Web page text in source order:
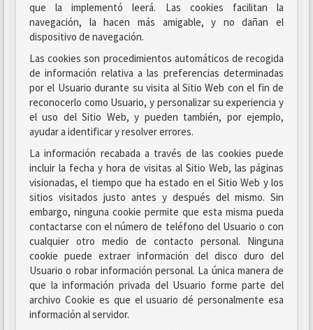
que la implementó leerá. Las cookies facilitan la
navegación, la hacen más amigable, y no dañan el
dispositivo de navegación.
Las cookies son procedimientos automáticos de recogida
de información relativa a las preferencias determinadas
por el Usuario durante su visita al Sitio Web con el fin de
reconocerlo como Usuario, y personalizar su experiencia y
el uso del Sitio Web, y pueden también, por ejemplo,
ayudar a identificar y resolver errores.
La información recabada a través de las cookies puede
incluir la fecha y hora de visitas al Sitio Web, las páginas
visionadas, el tiempo que ha estado en el Sitio Web y los
sitios visitados justo antes y después del mismo. Sin
embargo, ninguna cookie permite que esta misma pueda
contactarse con el número de teléfono del Usuario o con
cualquier otro medio de contacto personal. Ninguna
cookie puede extraer información del disco duro del
Usuario o robar información personal. La única manera de
que la información privada del Usuario forme parte del
archivo Cookie es que el usuario dé personalmente esa
información al servidor.